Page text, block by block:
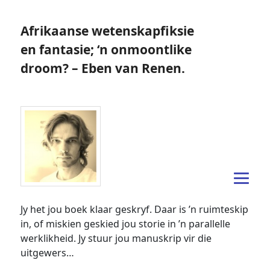
Afrikaanse wetenskapfiksie
en fantasie; ‘n onmoontlike
droom? – Eben van Renen.
Jy het jou boek klaar geskryf. Daar is ’n ruimteskip
in, of miskien geskied jou storie in ’n parallelle
werklikheid. Jy stuur jou manuskrip vir die
uitgewers…